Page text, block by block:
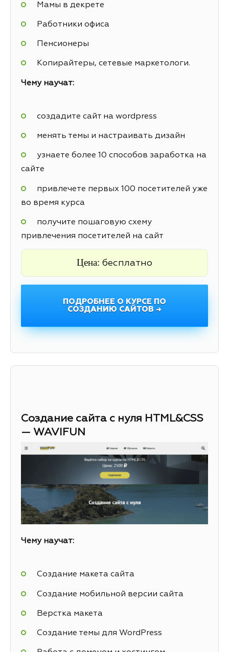
Мамы в декрете
Работники офиса
Пенсионеры
Копирайтеры, сетевые маркетологи.
Чему научат:
создадите сайт на wordpress
менять темы и настраивать дизайн
узнаете более 10 способов заработка на
сайте
привлечете первых 100 посетителей уже
во время курса
получите пошаговую схему
привлечения посетителей на сайт
Цена: бесплатно
ПОДРОБНЕЕ О КУРСЕ ПО
СОЗДАНИЮ САЙТОВ →
Создание сайта с нуля HTML&CSS
— WAVIFUN
Чему научат:
Создание макета сайта
Создание мобильной версии сайта
Верстка макета
Создание темы для WordPress